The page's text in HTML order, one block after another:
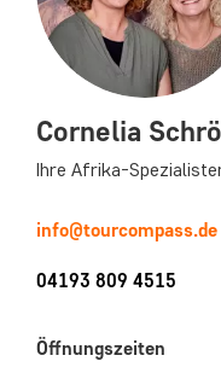
Cornelia
Ihre Afrika-
info@tourcompass.de
04193 809 4515
Öffnungszeiten